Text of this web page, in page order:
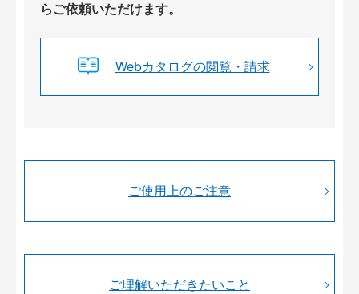
らご依頼いただけます。
Webカタログの閲覧・請求
ご使用上のご注意
ご理解いただきたいこと